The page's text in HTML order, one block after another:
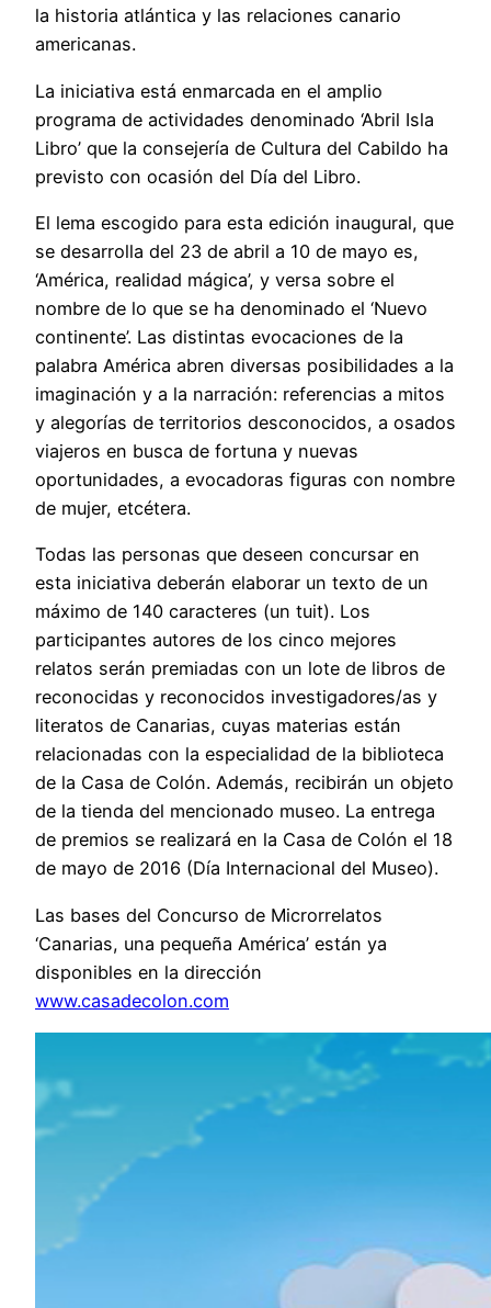
la historia atlántica y las relaciones canario
americanas.
La iniciativa está enmarcada en el amplio
programa de actividades denominado ‘Abril Isla
Libro’ que la consejería de Cultura del Cabildo ha
previsto con ocasión del Día del Libro.
El lema escogido para esta edición inaugural, que
se desarrolla del 23 de abril a 10 de mayo es,
‘América, realidad mágica’, y versa sobre el
nombre de lo que se ha denominado el ‘Nuevo
continente’. Las distintas evocaciones de la
palabra América abren diversas posibilidades a la
imaginación y a la narración: referencias a mitos
y alegorías de territorios desconocidos, a osados
viajeros en busca de fortuna y nuevas
oportunidades, a evocadoras figuras con nombre
de mujer, etcétera.
Todas las personas que deseen concursar en
esta iniciativa deberán elaborar un texto de un
máximo de 140 caracteres (un tuit). Los
participantes autores de los cinco mejores
relatos serán premiadas con un lote de libros de
reconocidas y reconocidos investigadores/as y
literatos de Canarias, cuyas materias están
relacionadas con la especialidad de la biblioteca
de la Casa de Colón. Además, recibirán un objeto
de la tienda del mencionado museo. La entrega
de premios se realizará en la Casa de Colón el 18
de mayo de 2016 (Día Internacional del Museo).
Las bases del Concurso de Microrrelatos
‘Canarias, una pequeña América’ están ya
disponibles en la dirección
www.casadecolon.com